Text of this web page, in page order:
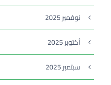
نوفمبر 2025
أكتوبر 2025
سبتمبر 2025